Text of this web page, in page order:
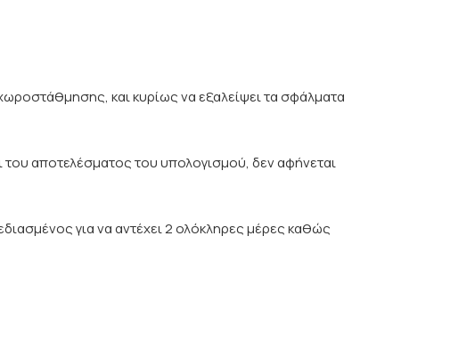
και κυρίως να εξαλείψει τα σφάλματα
του αποτελέσματος του υπολογισμού, δεν αφήνεται
για να αντέχει 2 ολόκληρες μέρες καθώς